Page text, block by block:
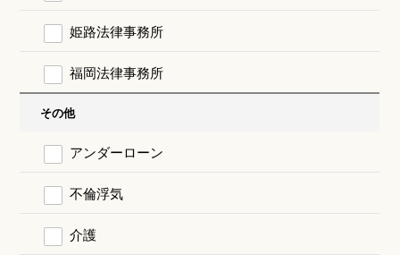
姫路法律事務所
福岡法律事務所
その他
アンダーローン
不倫浮気
介護